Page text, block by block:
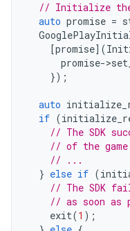
// Initialize the
auto promise =
[promise](
promise->
});
auto
if (
// The SDK
// of the
// ...
} else if (
// The SDK
// as soon as
exit(1 );